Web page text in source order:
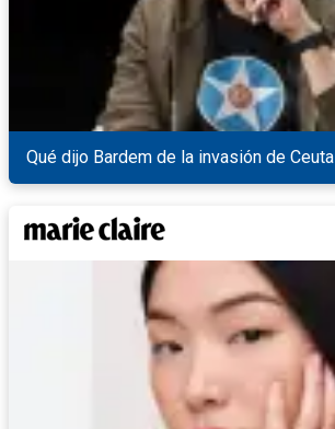
Qué dijo Bardem de la invasión de Ceuta